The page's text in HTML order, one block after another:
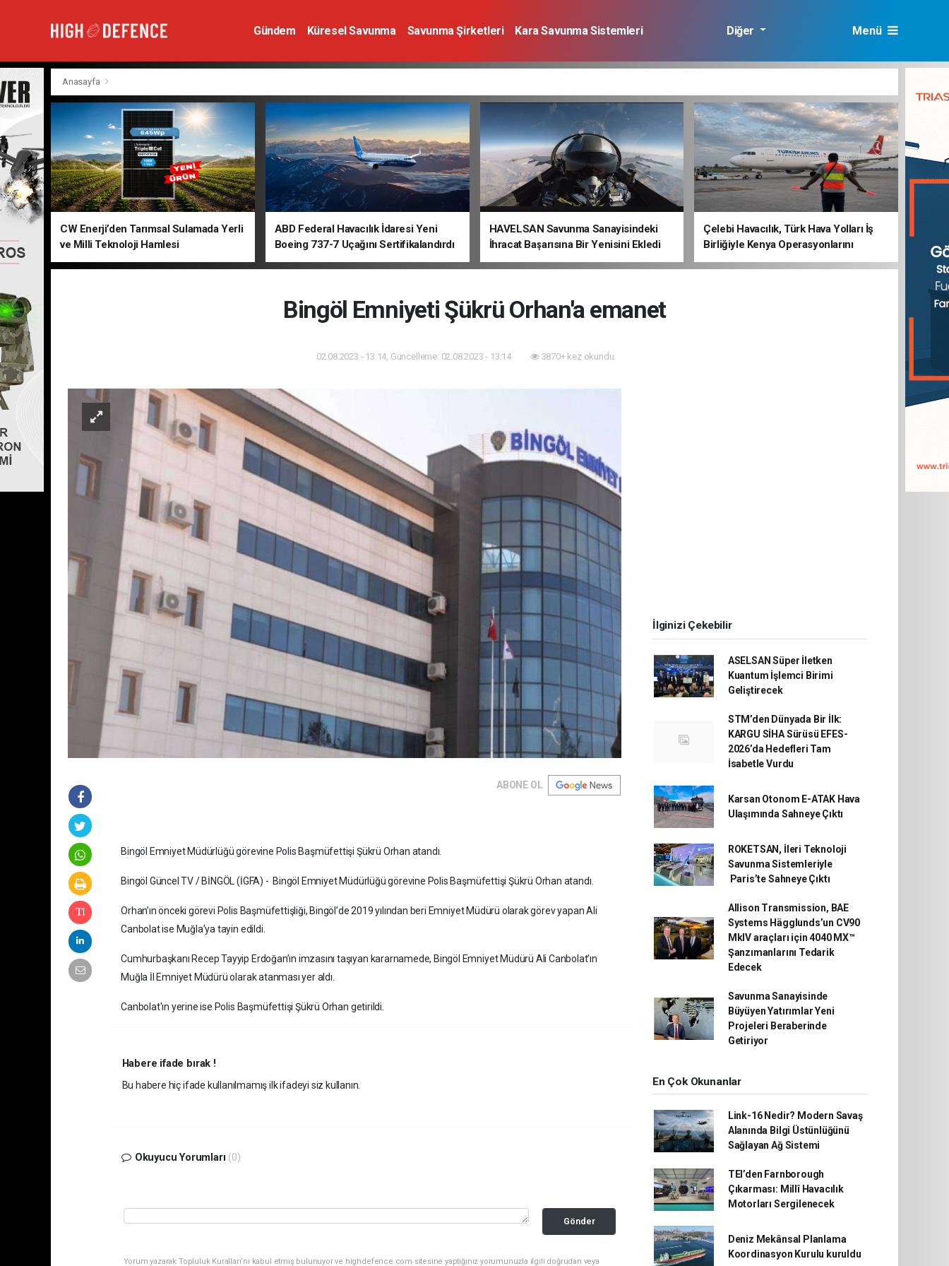
Gündem Küresel Savunma Savunma Şirketleri
Kara Savunma Sistemleri
Diğer Menü
Anasayfa
CW Enerji’den Tarımsal Sulamada Yerli
ve Milli Teknoloji Hamlesi
ABD Federal Havacılık İdaresi Yeni
Boeing 737-7 Uçağını Sertifikalandırdı
HAVELSAN Savunma Sanayisindeki
İhracat Başarısına Bir Yenisini Ekledi
Çelebi Havacılık, Türk Hava Yolları İş
Birliğiyle Kenya Operasyonlarını
Güçlendiriyor
Bingöl Emniyeti Şükrü Orhan'a emanet
02.08.2023 - 13:14, Güncelleme: 02.08.2023 - 13:14 3870+ kez okundu.
ABONE OL
Bingöl Emniyet Müdürlüğü görevine Polis Başmüfettişi Şükrü Orhan atandı.
Bingöl Güncel TV / BİNGÖL (İGFA) - Bingöl Emniyet Müdürlüğü görevine Polis Başmüfettişi Şükrü Orhan atandı.
Orhan’ın önceki görevi Polis Başmüfettişliği, Bingöl’de 2019 yılından beri Emniyet Müdürü olarak görev yapan Ali
Canbolat ise Muğla’ya tayin edildi.
Cumhurbaşkanı Recep Tayyip Erdoğan’ın imzasını taşıyan kararnamede, Bingöl Emniyet Müdürü Ali Canbolat’ın
Muğla İl Emniyet Müdürü olarak atanması yer aldı.
Canbolat'ın yerine ise Polis Başmüfettişi Şükrü Orhan getirildi.
Habere ifade bırak !
Bu habere hiç ifade kullanılmamış ilk ifadeyi siz kullanın.
Okuyucu Yorumları (0)
Gönder
Yorum yazarak Topluluk Kuralları’nı kabul etmiş bulunuyor ve highdefence.com sitesine yaptığınız yorumunuzla ilgili doğrudan veya
İlginizi Çekebilir
ASELSAN Süper İletken
Kuantum İşlemci Birimi
Geliştirecek
STM’den Dünyada Bir İlk:
KARGU SİHA Sürüsü EFES-
2026’da Hedefleri Tam
İsabetle Vurdu
Karsan Otonom E-ATAK Hava
Ulaşımında Sahneye Çıktı
ROKETSAN, İleri Teknoloji
Savunma Sistemleriyle
Paris’te Sahneye Çıktı
Allison Transmission, BAE
Systems Hägglunds’un CV90
MkIV araçları için 4040 MX™
Şanzımanlarını Tedarik
Edecek
Savunma Sanayisinde
Büyüyen Yatırımlar Yeni
Projeleri Beraberinde
Getiriyor
En Çok Okunanlar
Link-16 Nedir? Modern Savaş
Alanında Bilgi Üstünlüğünü
Sağlayan Ağ Sistemi
TEI’den Farnborough
Çıkarması: Millî Havacılık
Motorları Sergilenecek
Deniz Mekânsal Planlama
Koordinasyon Kurulu kuruldu